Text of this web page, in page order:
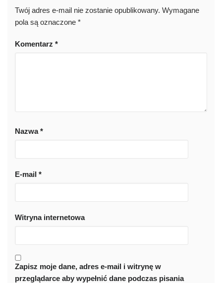
Twój adres e-mail nie zostanie opublikowany. Wymagane
pola są oznaczone *
Komentarz *
Nazwa*
E-mail *
Witryna internetowa
Zapisz moje dane, adres e-mail i witrynę w
przeglądarce aby wypełnić dane podczas pisania